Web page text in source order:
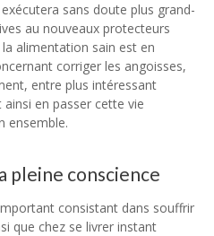
sans doute plus grand-
au nouveaux protecteurs
alimentation sain est en
corriger les angoisses,
entre plus intéressant
en passer cette vie
ensemble.
pleine conscience
consistant dans souffrir
que chez se livrer instant